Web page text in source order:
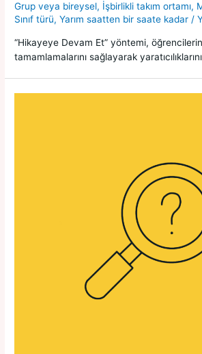
Grup veya bireysel, İşbirlikli takım ortamı,
Sınıf türü,Yarım saatten bir saate kadar /
“Hikayeye Devam Et” yöntemi,
tamamlamalarını sağlayarak